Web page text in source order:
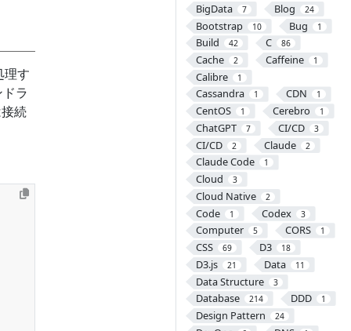
BigData 7 Blog 24
Bootstrap 10 Bug 1
Build 42 C 86
Cache 2 Caffeine 1
Calibre 1
Cassandra 1 CDN 1
CentOS 1 Cerebro 1
ChatGPT 7 CI/CD 3
CI/CD 2 Claude 2
Claude Code 1
Cloud 3
Cloud Native 2
Code 1 Codex 3
Computer 5 CORS 1
CSS 69 D3 18
D3.js 21 Data 11
Data Structure 3
Database 214 DDD 1
Design Pattern 24
理す
ラ
続